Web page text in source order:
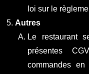
loi sur le
Autres
Le restaurant
présentes
commandes